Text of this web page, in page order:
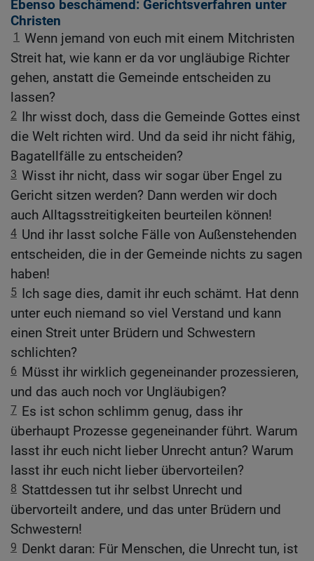
Ebenso beschämend: Gerichtsverfahren unter
Christen
1 Wenn jemand von euch mit einem Mitchristen
Streit hat, wie kann er da vor ungläubige Richter
gehen, anstatt die Gemeinde entscheiden zu
lassen?
2 Ihr wisst doch, dass die Gemeinde Gottes einst
die Welt richten wird. Und da seid ihr nicht fähig,
Bagatellfälle zu entscheiden?
3 Wisst ihr nicht, dass wir sogar über Engel zu
Gericht sitzen werden? Dann werden wir doch
auch Alltagsstreitigkeiten beurteilen können!
4 Und ihr lasst solche Fälle von Außenstehenden
entscheiden, die in der Gemeinde nichts zu sagen
haben!
5 Ich sage dies, damit ihr euch schämt. Hat denn
unter euch niemand so viel Verstand und kann
einen Streit unter Brüdern und Schwestern
schlichten?
6 Müsst ihr wirklich gegeneinander prozessieren,
und das auch noch vor Ungläubigen?
7 Es ist schon schlimm genug, dass ihr
überhaupt Prozesse gegeneinander führt. Warum
lasst ihr euch nicht lieber Unrecht antun? Warum
lasst ihr euch nicht lieber übervorteilen?
8 Stattdessen tut ihr selbst Unrecht und
übervorteilt andere, und das unter Brüdern und
Schwestern!
9 Denkt daran: Für Menschen, die Unrecht tun, ist